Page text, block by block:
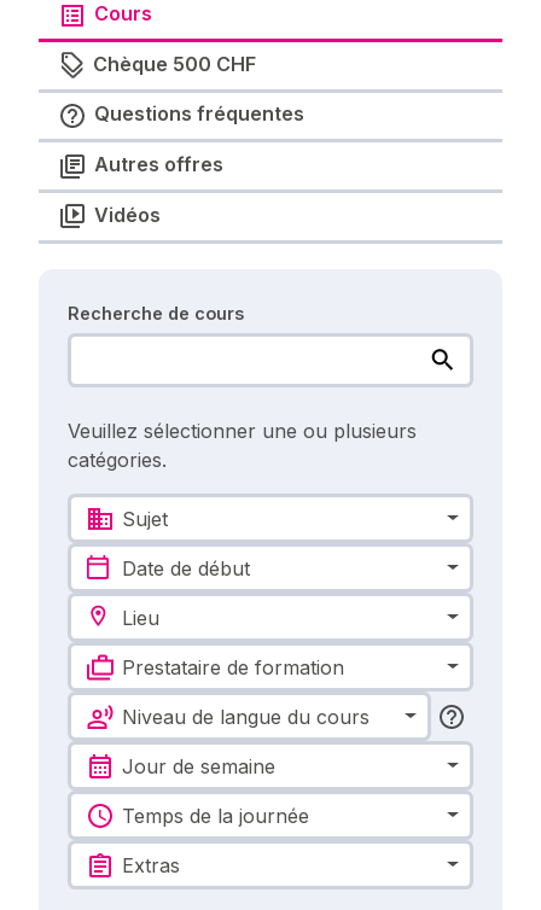
Cours
Chèque 500 CHF
Questions fréquentes
Autres offres
Vidéos
Recherche de cours
Veuillez sélectionner une ou plusieurs
catégories.
Sujet
Date de début
Lieu
Prestataire de formation
Niveau de langue du cours
Jour de semaine
Temps de la journée
Extras